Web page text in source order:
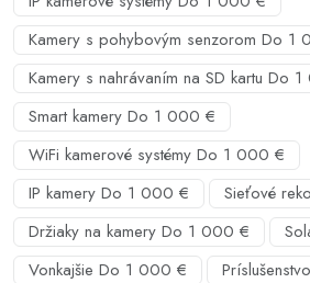
Kamery s pohybovým senzorom Do 1
Kamery s nahrávaním na SD kartu Do
Smart kamery Do 1 000 €
WiFi kamerové systémy Do 1 000 €
IP kamery Do 1 000 €
Sieťové
Držiaky na kamery Do 1 000 €
Vonkajšie Do 1 000 €